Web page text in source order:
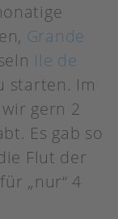
Grande
Ile de
starten. Im
gern 2
Es gab so
Flut der
„nur“ 4